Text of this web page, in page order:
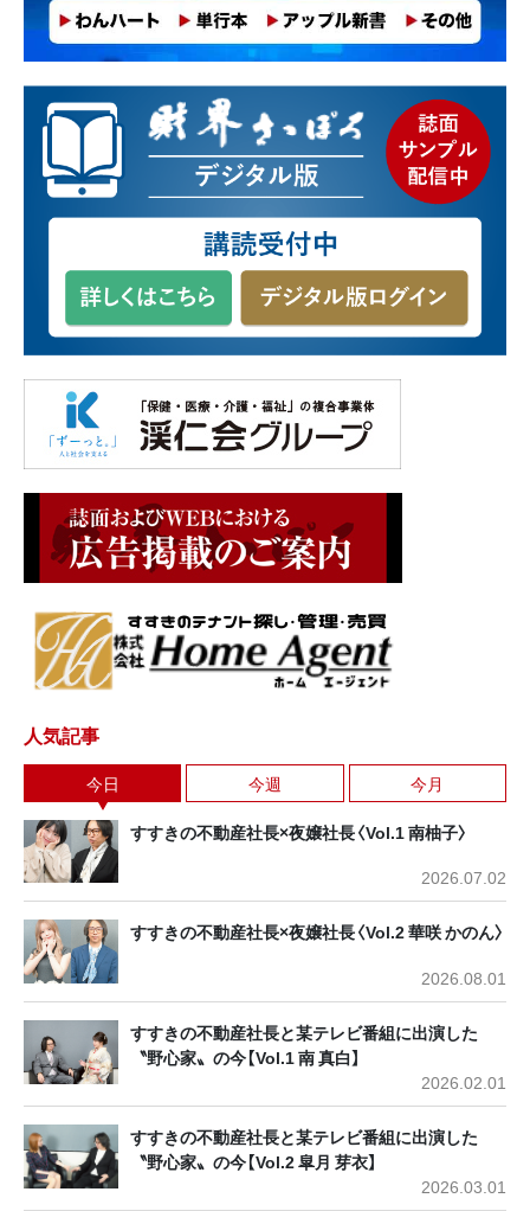
人気記事
今日 今週 今月
すすきの不動産社長×夜嬢社長〈Vol.1 南柚子〉
2026.07.02
すすきの不動産社長×夜嬢社長〈Vol.2 華咲 かのん〉
2026.08.01
すすきの不動産社長と某テレビ番組に出演した
〝野心家〟の今【Vol.1 南 真白】
2026.02.01
すすきの不動産社長と某テレビ番組に出演した
〝野心家〟の今【Vol.2 皐月 芽衣】
2026.03.01